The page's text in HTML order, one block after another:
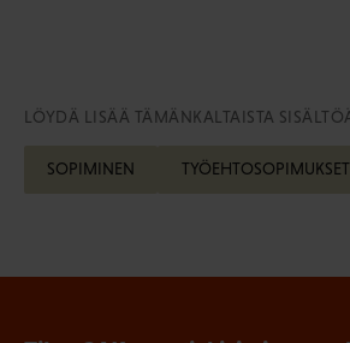
LÖYDÄ LISÄÄ TÄMÄNKALTAISTA
SOPIMINEN TYÖEHTOSOPIMUKSET